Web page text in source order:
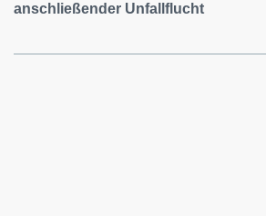
anschließender Unfallflucht